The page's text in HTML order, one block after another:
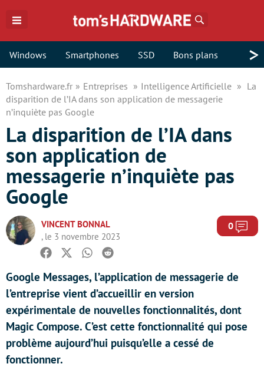
Windows Smartphones SSD Bons plans >
Tomshardware.fr Entreprises Intelligence Artificielle
La
disparition de l’IA dans son application de messagerie
n’inquiète pas Google
La disparition de l’IA dans
son application de
messagerie n’inquiète pas
Google
VINCENT BONNAL
, le 3 novembre 2023
0
Facebook
TwitterWhatsapp
Reddit
Google Messages, l’application de messagerie de
l’entreprise vient d’accueillir en version
expérimentale de nouvelles fonctionnalités, dont
Magic Compose. C’est cette fonctionnalité qui pose
problème aujourd’hui puisqu’elle a cessé de
fonctionner.